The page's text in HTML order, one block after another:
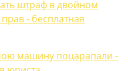
штраф в двойном
- бесплатная
машину поцарапали -